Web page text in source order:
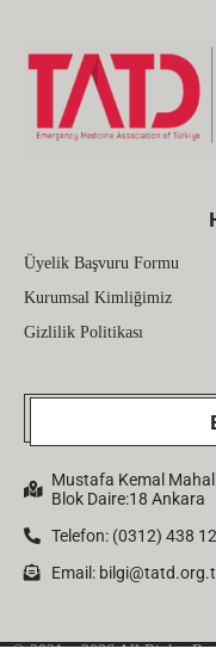
Üyelik Başvuru Formu
Kurumsal Kimliğimiz
Gizlilik Politikası
Mustafa Kemal
Blok Daire:18 Ankara
Telefon: (0312) 438
Email:
© 2021 – 2026 All Rights